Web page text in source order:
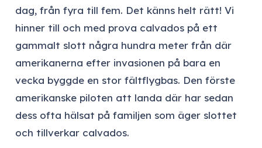
dag, från fyra till fem. Det känns helt rätt! Vi
hinner till och med prova calvados på ett
gammalt slott några hundra meter från där
amerikanerna efter invasionen på bara en
vecka byggde en stor fältflygbas. Den förste
amerikanske piloten att landa där har sedan
dess ofta hälsat på familjen som äger slottet
och tillverkar calvados.